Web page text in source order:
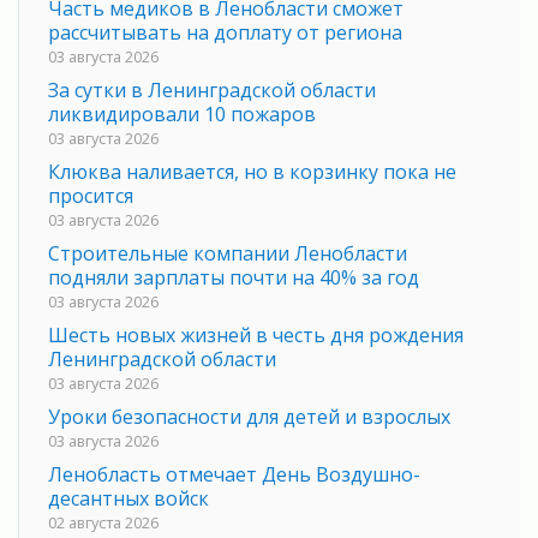
Часть медиков в Ленобласти сможет
рассчитывать на доплату от региона
03 августа 2026
За сутки в Ленинградской области
ликвидировали 10 пожаров
03 августа 2026
Клюква наливается, но в корзинку пока не
просится
03 августа 2026
Строительные компании Ленобласти
подняли зарплаты почти на 40% за год
03 августа 2026
Шесть новых жизней в честь дня рождения
Ленинградской области
03 августа 2026
Уроки безопасности для детей и взрослых
03 августа 2026
Ленобласть отмечает День Воздушно-
десантных войск
02 августа 2026